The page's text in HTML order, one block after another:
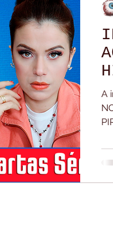
Live para
Estante Vlogs
A